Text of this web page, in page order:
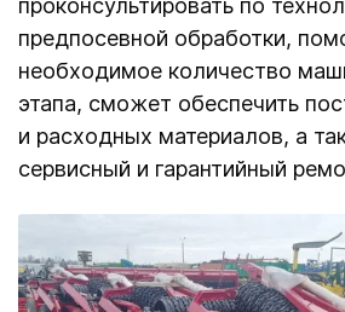
проконсультировать по
предпосевной обработки,
необходимое количество
этапа, сможет обеспечить
и расходных материалов, а
сервисный и гарантийный